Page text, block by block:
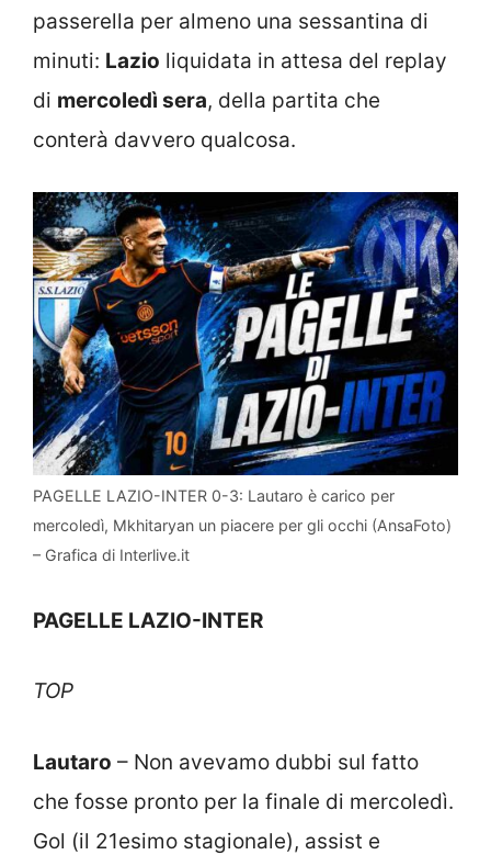
passerella per almeno una sessantina di
minuti: Lazio liquidata in attesa del replay
di mercoledì sera, della partita che
conterà davvero qualcosa.
PAGELLE LAZIO-INTER 0-3: Lautaro è carico per
mercoledì, Mkhitaryan un piacere per gli occhi (AnsaFoto)
– Grafica di Interlive.it
PAGELLE LAZIO-INTER
TOP
Lautaro – Non avevamo dubbi sul fatto
che fosse pronto per la finale di mercoledì.
Gol (il 21esimo stagionale), assist e